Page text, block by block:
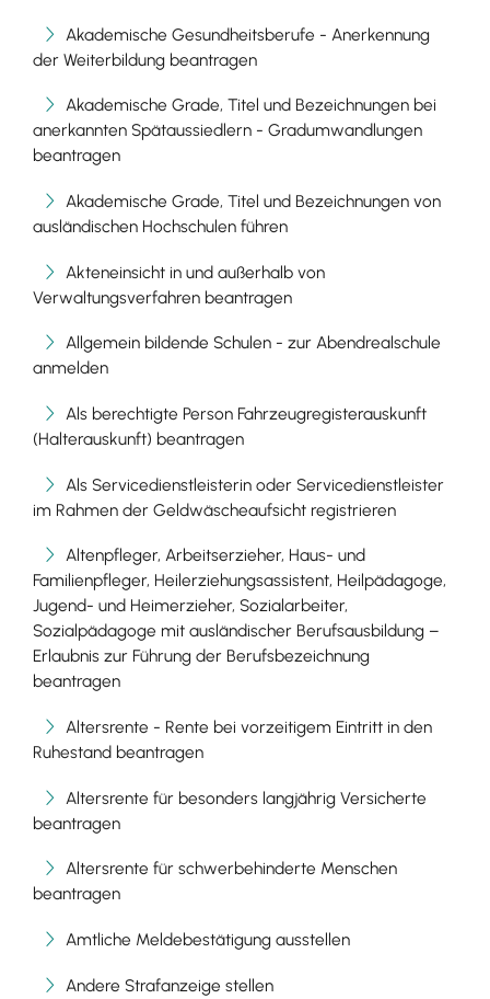
Akademische Gesundheitsberufe - Anerkennung
der Weiterbildung beantragen
Akademische Grade, Titel und Bezeichnungen bei
anerkannten Spätaussiedlern - Gradumwandlungen
beantragen
Akademische Grade, Titel und Bezeichnungen von
ausländischen Hochschulen führen
Akteneinsicht in und außerhalb von
Verwaltungsverfahren beantragen
Allgemein bildende Schulen - zur Abendrealschule
anmelden
Als berechtigte Person Fahrzeugregisterauskunft
(Halterauskunft) beantragen
Als Servicedienstleisterin oder Servicedienstleister
im Rahmen der Geldwäscheaufsicht registrieren
Altenpfleger, Arbeitserzieher, Haus- und
Familienpfleger, Heilerziehungsassistent, Heilpädagoge,
Jugend- und Heimerzieher, Sozialarbeiter,
Sozialpädagoge mit ausländischer Berufsausbildung –
Erlaubnis zur Führung der Berufsbezeichnung
beantragen
Altersrente - Rente bei vorzeitigem Eintritt in den
Ruhestand beantragen
Altersrente für besonders langjährig Versicherte
beantragen
Altersrente für schwerbehinderte Menschen
beantragen
Amtliche Meldebestätigung ausstellen
Andere Strafanzeige stellen